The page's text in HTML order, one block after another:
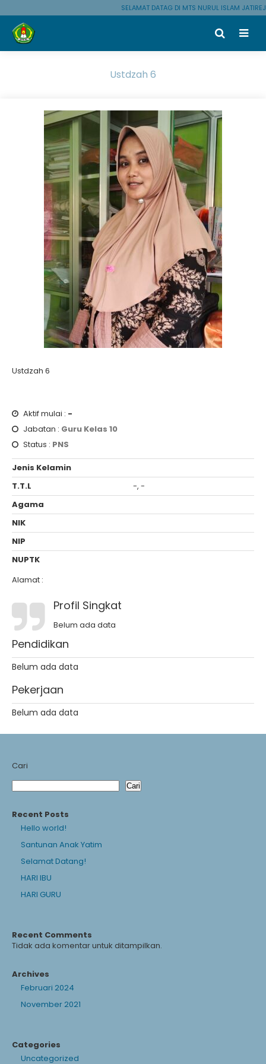
SELAMAT DATAG DI MTS NURUL ISLAM
Ustdzah 6
Ustdzah 6
Aktif mulai : -
Jabatan : Guru Kelas 10
Status : PNS
Jenis Kelamin
T.T.L
-, -
Agama
NIK
NIP
NUPTK
Alamat :
Profil Singkat
Belum ada data
Pendidikan
Belum ada data
Pekerjaan
Belum ada data
Cari
Cari
Recent Posts
Hello world!
Santunan Anak Yatim
Selamat Datang!
HARI IBU
HARI GURU
Recent Comments
Tidak ada komentar untuk ditampilkan.
Archives
Februari 2024
November 2021
Categories
Uncategorized